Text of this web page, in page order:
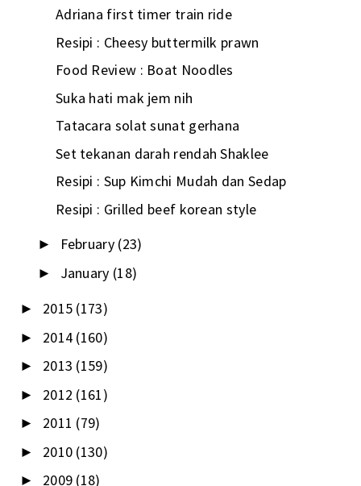
Adriana first timer train ride
Resipi : Cheesy buttermilk prawn
Food Review : Boat Noodles
Suka hati mak jem nih
Tatacara solat sunat gerhana
Set tekanan darah rendah Shaklee
Resipi : Sup Kimchi Mudah dan Sedap
Resipi : Grilled beef korean style
► February (23)
► January (18)
► 2015 (173)
► 2014 (160)
► 2013 (159)
► 2012 (161)
► 2011 (79)
► 2010 (130)
► 2009 (18)